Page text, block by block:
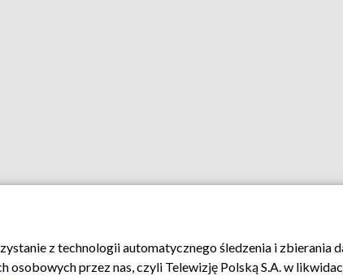
z technologii automatycznego śledzenia i zbierania
przez nas, czyli Telewizję Polską S.A. w